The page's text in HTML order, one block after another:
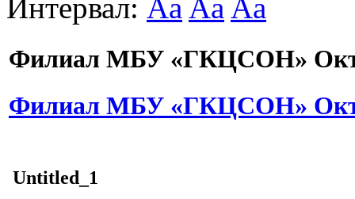
Интервал: Aa Aa Aa
Филиал МБУ «ГКЦСОН»
Филиал МБУ «ГКЦСОН»
Untitled_1